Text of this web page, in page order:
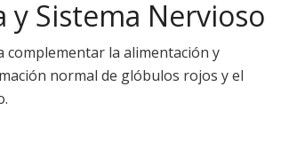
y Sistema Nervioso
complementar la alimentación y
normal de glóbulos rojos y el